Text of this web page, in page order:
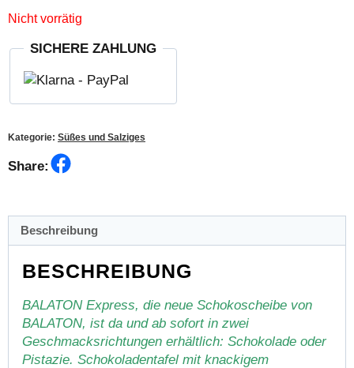
Nicht vorrätig
SICHERE ZAHLUNG
Kategorie: Süßes und Salziges
Share:
Beschreibung
BESCHREIBUNG
BALATON Express, die neue Schokoscheibe von
BALATON, ist da und ab sofort in zwei
Geschmacksrichtungen erhältlich: Schokolade oder
Pistazie. Schokoladentafel mit knackigem